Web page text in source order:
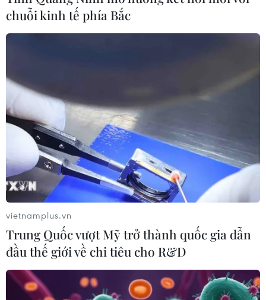
chuỗi kinh tế phía Bắc
vietnamplus.vn
Trung Quốc vượt Mỹ trở thành quốc gia dẫn
đầu thế giới về chi tiêu cho R&D